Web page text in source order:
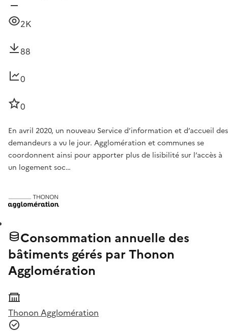
2K
88
0
0
En avril 2020, un nouveau Service d’information et d’accueil des
demandeurs a vu le jour. Agglomération et communes se
coordonnent ainsi pour apporter plus de lisibilité sur l’accès à
un logement soc…
Consommation annuelle des
bâtiments gérés par Thonon
Agglomération
Thonon Agglomération